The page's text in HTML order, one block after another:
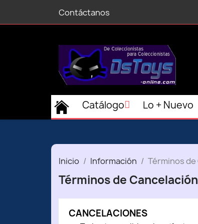
Contáctanos
Catálogo Lo + Nuevo
Inicio Información Términos
Términos de Cancelación
CANCELACIONES